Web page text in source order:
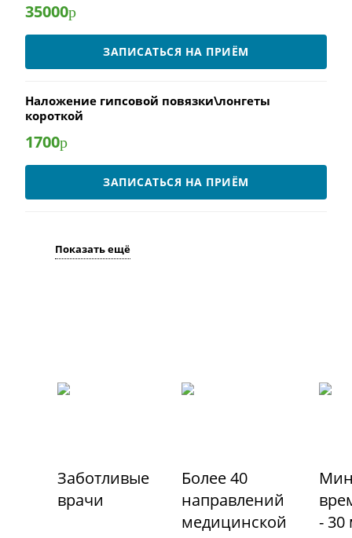
35000р
ЗАПИСАТЬСЯ НА ПРИЁМ
Наложение гипсовой повязки\лонгеты
короткой
1700р
ЗАПИСАТЬСЯ НА ПРИЁМ
Показать ещё
Заботливые
врачи
Более 40
направлений
медицинской
- 30